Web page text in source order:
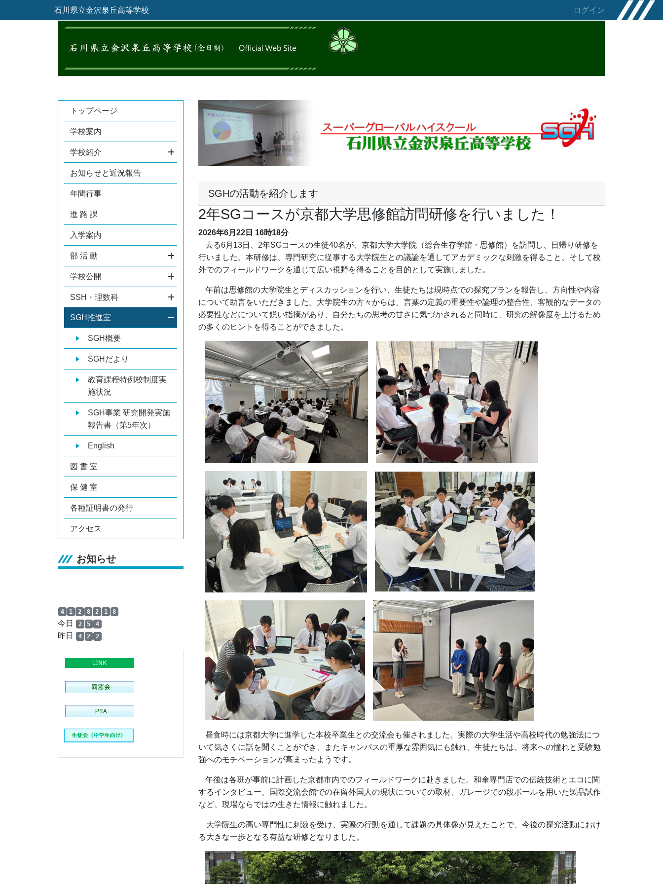
石川県立金沢泉丘高等学校 ログイン
トップページ
学校案内
学校紹介
お知らせと近況報告
年間行事
進 路 課
入学案内
部 活 動
学校公開
SSH・理数科
SGH推進室
SGH概要
SGHだより
教育課程特例校制度実
施状況
SGH事業 研究開発実施
報告書（第5年次）
English
図 書 室
保 健 室
各種証明書の発行
アクセス
お知らせ
4 1 2 8 2 1 8
今日 2 5 4
昨日 4 2 2
SGHの活動を紹介します
2年SGコースが京都大学思修館訪問研修を行いました！
2026年6月22日 16時18分
去る6月 13日、 2年SGコースの生徒40名が、京都大学大学院（総合生存学館・思修館）を訪問し、日帰り研修を
行いました。本研修は、専門研究に従事する大学院生との議論を通してアカデミックな刺激を得ること、そして校
外でのフィールドワークを通じて広い視野を得ることを目的として実施しました。
午前は思修館の大学院生とディスカッションを行い、生徒たちは現時点での探究プランを報告し、方向性や内容
について助言をいただきました。大学院生の方々からは、言葉の定義の重要性や論理の整合性、客観的なデータの
必要性などについて鋭い指摘があり、自分たちの思考の甘さに気づかされると同時に、研究の解像度を上げるため
の多くのヒントを得ることができました。
昼食時には京都大学に進学した本校卒業生との交流会も催されました。実際の大学生活や高校時代の勉強法につ
いて気さくに話を聞くことができ、またキャンパスの重厚な雰囲気にも触れ、生徒たちは、将来への憧れと受験勉
強へのモチベーションが高まったようです。
午後は各班が事前に計画した京都市内でのフィールドワークに赴きました。和傘専門店での伝統技術とエコに関
するインタビュー、国際交流会館での在留外国人の現状についての取材、ガレージでの段ボールを用いた製品試作
など、現場ならではの生きた情報に触れました。
大学院生の高い専門性に刺激を受け、実際の行動を通して課題の具体像が見えたことで、今後の探究活動におけ
る大きな一歩となる有益な研修となりました。